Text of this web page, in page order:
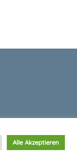
Alle Akzeptieren